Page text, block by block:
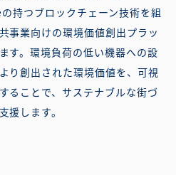
持つブロックチェーン技術を組
事業向けの環境価値創出プラッ
す。環境負荷の低い機器への設
り創出された環境価値を、可視
ることで、サステナブルな街づ
援します。